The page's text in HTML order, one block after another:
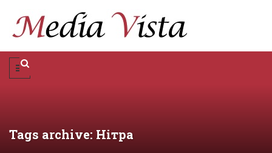
Tags archive: Нітра